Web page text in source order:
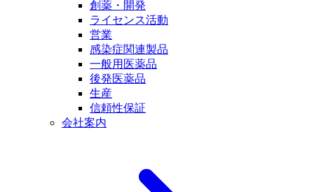
創薬・開発
ライセンス活動
営業
感染症関連製品
一般用医薬品
後発医薬品
生産
信頼性保証
会社案内